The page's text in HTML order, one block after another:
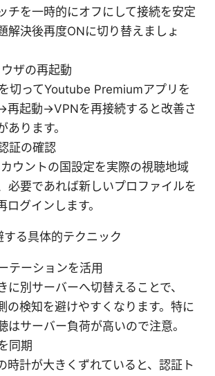
チを一時的にオフにして接続を安定
解決後再度ONに切り替えましょ
ウザの再起動
切ってYoutube Premiumアプリを
再起動→VPNを再接続すると改善さ
あります。
証の確認
ウントの国設定を実際の視聴地域
必要であれば新しいプロファイルを
ログインします。
る具体的テクニック
テーションを活用
に別サーバーへ切替えることで、
の検知を避けやすくなります。特に
はサーバー負荷が高いので注意。
同期
時計が大きくずれていると、認証ト